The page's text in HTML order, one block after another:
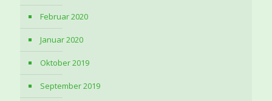
Februar 2020
Januar 2020
Oktober 2019
September 2019